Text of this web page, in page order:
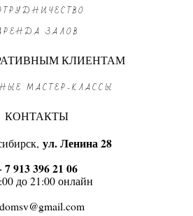
ЗАЛОВ
КЛИЕНТАМ
МАСТЕР-КЛАССЫ
КОНТАКТЫ
ул. Ленина 28
7 913 396 21 06
до 21:00 онлайн